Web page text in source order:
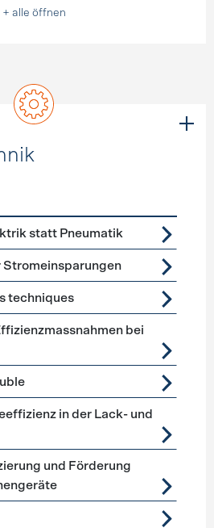
+ alle öffnen
Prozesstechnik
statt Pneumatik
techniques
bei
in der Lack- und
und Förderung